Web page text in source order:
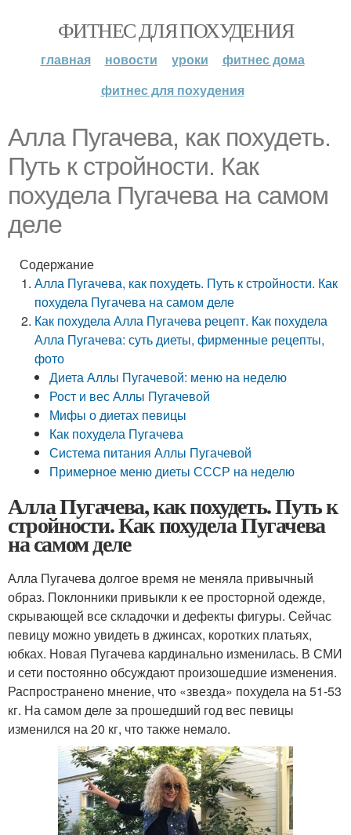
ФИТНЕС ДЛЯ ПОХУДЕНИЯ
главная новости уроки
фитнес дома
фитнес для похудения
Алла Пугачева, как похудеть.
Путь к стройности. Как
похудела Пугачева на самом
деле
Содержание
Алла Пугачева, как похудеть. Путь к стройности. Как
похудела Пугачева на самом деле
Как похудела Алла Пугачева рецепт. Как похудела
Алла Пугачева: суть диеты, фирменные рецепты,
фото
Диета Аллы Пугачевой: меню на неделю
Рост и вес Аллы Пугачевой
Мифы о диетах певицы
Как похудела Пугачева
Система питания Аллы Пугачевой
Примерное меню диеты СССР на неделю
Алла Пугачева, как похудеть. Путь к
стройности. Как похудела Пугачева
на самом деле
Алла Пугачева долгое время не меняла привычный
образ. Поклонники привыкли к ее просторной одежде,
скрывающей все складочки и дефекты фигуры. Сейчас
певицу можно увидеть в джинсах, коротких платьях,
юбках. Новая Пугачева кардинально изменилась. В СМИ
и сети постоянно обсуждают произошедшие изменения.
Распространено мнение, что «звезда» похудела на 51-53
кг. На самом деле за прошедший год вес певицы
изменился на 20 кг, что также немало.